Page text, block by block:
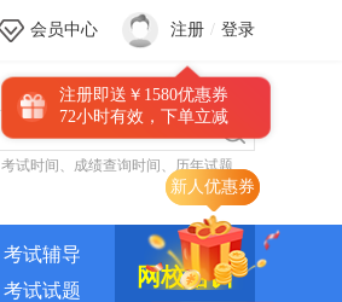
新人优惠券
会员中心 注册 / 登录
注册即送￥1580优惠券
72小时有效，下单立减
考试时间 、 成绩查询时间 、 历年试题
考试辅导
考试试题
网校培训